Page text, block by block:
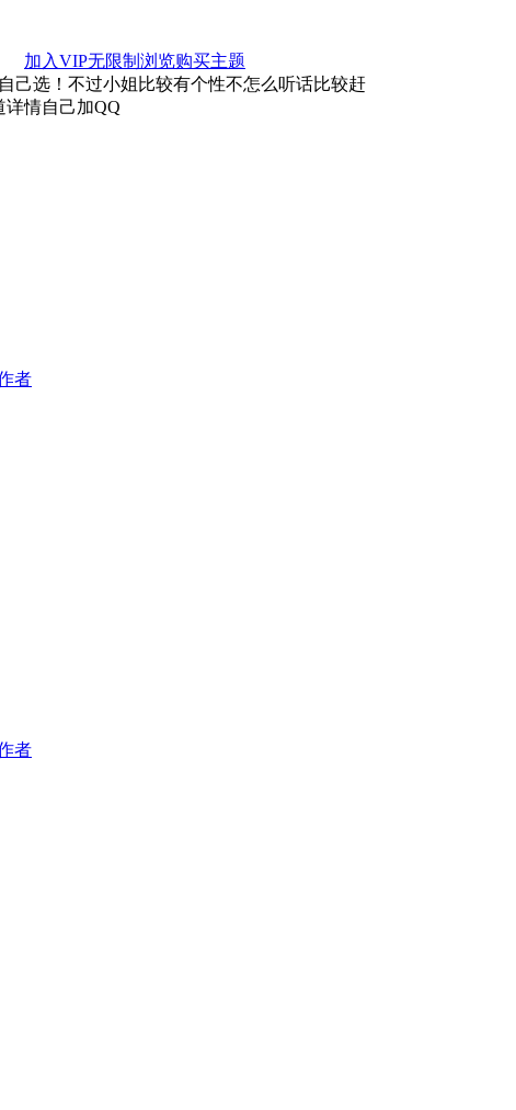
加入VIP无限制浏览购买主题
可以自己选！不过小姐比较有个性不怎么听话比较赶
自己加QQ
者
者